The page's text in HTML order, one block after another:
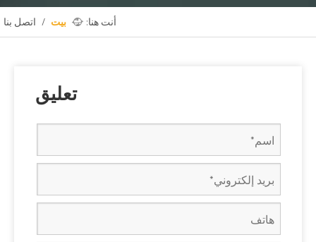
أنت هنا: بيت / اتصل بنا
تعليق